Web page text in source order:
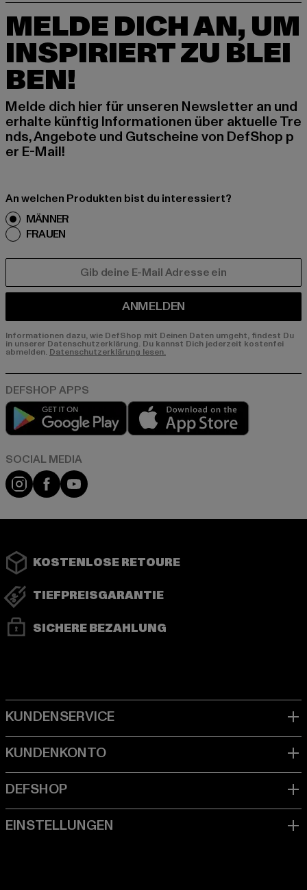
MELDE DICH AN, UM
INSPIRIERT ZU BLEI
BEN!
Melde dich hier für unseren Newsletter an und
erhalte künftig Informationen über aktuelle Tre
nds, Angebote und Gutscheine von DefShop p
er E-Mail!
An welchen Produkten bist du interessiert?
MÄNNER
FRAUEN
ANMELDEN
Informationen dazu, wie DefShop mit Deinen Daten umgeht, findest Du
in unserer Datenschutzerklärung. Du kannst Dich jederzeit kostenfei
abmelden. Datenschutzerklärung lesen.
Play market
Instagram
FacebookYouTube
KOSTENLOSE RETOURE
TIEFPREISGARANTIE
SICHERE BEZAHLUNG